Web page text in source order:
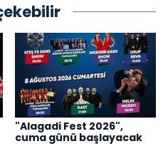
"Alagadi Fest 2026",
cuma günü başlayacak